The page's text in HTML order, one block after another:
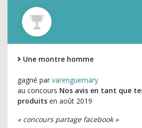
Une montre homme
gagné par varenguemary
au concours Nos avis en tant que
produits en août 2019
« concours partage facebook »